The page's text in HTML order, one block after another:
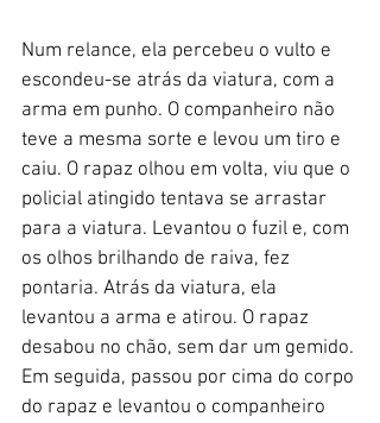
Num relance, ela percebeu o vulto e
escondeu-se atrás da viatura, com a
arma em punho. O companheiro não
teve a mesma sorte e levou um tiro e
caiu. O rapaz olhou em volta, viu que o
policial atingido tentava se arrastar
para a viatura. Levantou o fuzil e, com
os olhos brilhando de raiva, fez
pontaria. Atrás da viatura, ela
levantou a arma e atirou. O rapaz
desabou no chão, sem dar um gemido.
Em seguida, passou por cima do corpo
do rapaz e levantou o companheiro